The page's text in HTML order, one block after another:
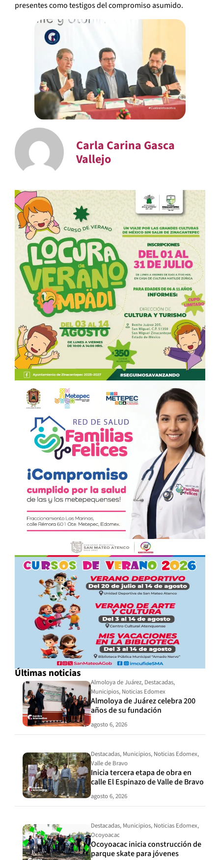
presentes como testigos del compromiso asumido.
Carla Carina Gasca
Vallejo
Últimas noticias
Almoloya de Juárez, Destacadas,
Municipios, Noticias Edomex
Almoloya de Juárez celebra 200
años de su fundación
agosto 6, 2026
Destacadas, Municipios, Noticias Edomex,
Valle de Bravo
Inicia tercera etapa de obra en
calle El Espinazo de Valle de Bravo
agosto 6, 2026
Destacadas, Municipios, Noticias Edomex,
Ocoyoacac
Ocoyoacac inicia construcción de
parque skate para jóvenes